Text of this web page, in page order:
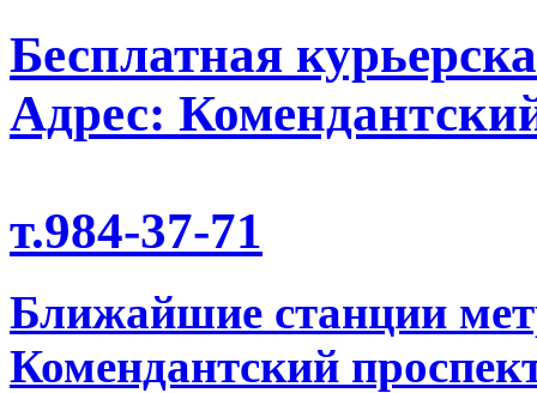
Бесплатная
Адрес:
т.984-37-71
Ближайшие станции
Комендантский